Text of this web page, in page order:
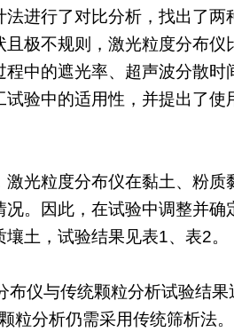
进行了对比分析，找出了
极不规则，激光粒度分布
中的遮光率、超声波分散
验中的适用性，并提出了
光粒度分布仪在黏土、粉质
。因此，在试验中调整并
土，试验结果见表1、表2。
仪与传统颗粒分析试验结
粒分析仍需采用传统筛析法。